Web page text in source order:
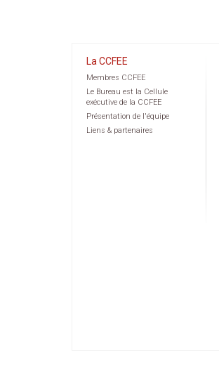
La CCFEE
Membres CCFEE
Le Bureau est la Cellule
exécutive de la CCFEE
Présentation de l'équipe
Liens & partenaires